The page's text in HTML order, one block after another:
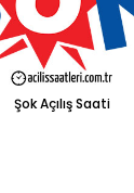
Şok Açılış Saati